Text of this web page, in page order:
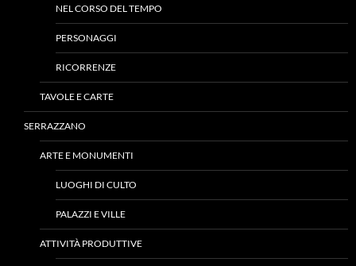
NEL CORSO DEL TEMPO
PERSONAGGI
RICORRENZE
TAVOLE E CARTE
SERRAZZANO
ARTE E MONUMENTI
LUOGHI DI CULTO
PALAZZI E VILLE
ATTIVITÀ PRODUTTIVE